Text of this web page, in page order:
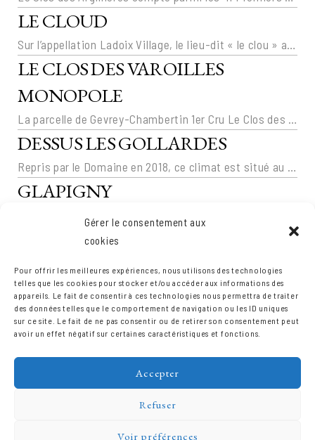
Gérer le consentement aux
cookies
Pour offrir les meilleures expériences, nous utilisons des technologies
telles que les cookies pour stocker et/ou accéder aux informations des
appareils. Le fait de consentir à ces technologies nous permettra de traiter
des données telles que le comportement de navigation ou les ID uniques
sur ce site. Le fait de ne pas consentir ou de retirer son consentement peut
avoir un effet négatif sur certaines caractéristiques et fonctions.
Accepter
Refuser
Voir préférences
LE CLOUD
LE CLOS DES VAROILLES
MONOPOLE
DESSUS LES GOLLARDES
GLAPIGNY
GLAPIGNY BONCOURT
GLAPIGNY PONCET